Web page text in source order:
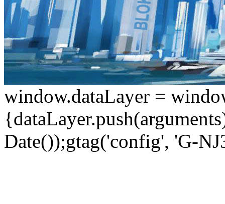
window.dataLayer =
Date());gtag('config', 'G-